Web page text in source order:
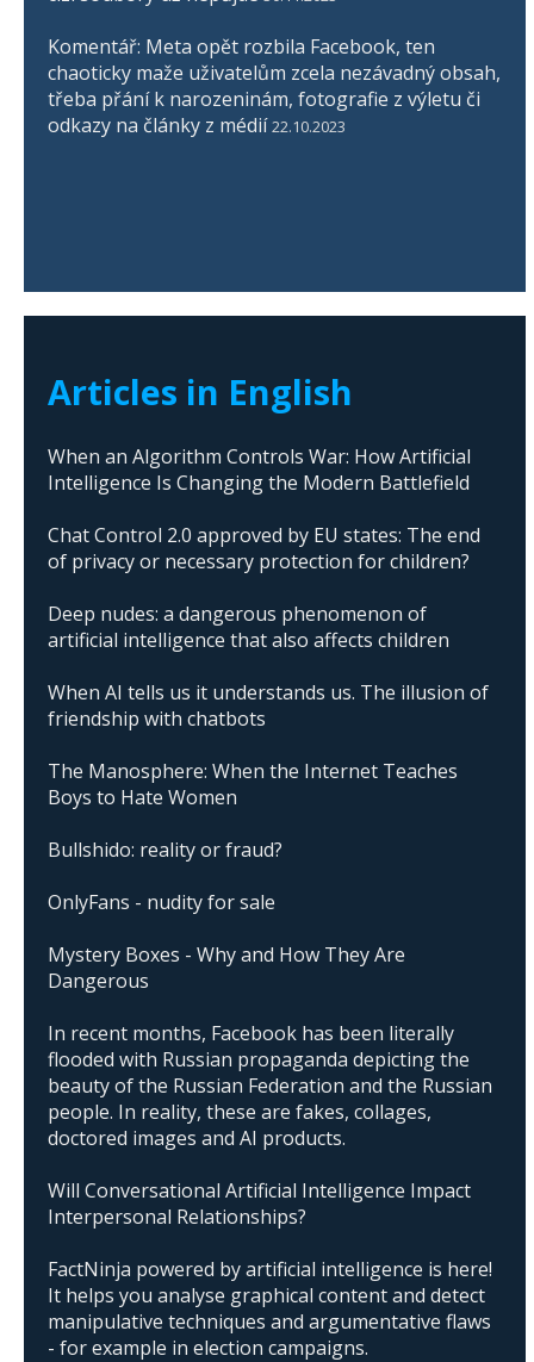
Komentář: Meta opět rozbila Facebook, ten
chaoticky maže uživatelům zcela nezávadný obsah,
třeba přání k narozeninám, fotografie z výletu či
odkazy na články z médií 22.10.2023
Articles in English
When an Algorithm Controls War: How Artificial
Intelligence Is Changing the Modern Battlefield
Chat Control 2.0 approved by EU states: The end
of privacy or necessary protection for children?
Deep nudes: a dangerous phenomenon of
artificial intelligence that also affects children
When AI tells us it understands us. The illusion of
friendship with chatbots
The Manosphere: When the Internet Teaches
Boys to Hate Women
Bullshido: reality or fraud?
OnlyFans - nudity for sale
Mystery Boxes - Why and How They Are
Dangerous
In recent months, Facebook has been literally
flooded with Russian propaganda depicting the
beauty of the Russian Federation and the Russian
people. In reality, these are fakes, collages,
doctored images and AI products.
Will Conversational Artificial Intelligence Impact
Interpersonal Relationships?
FactNinja powered by artificial intelligence is here!
It helps you analyse graphical content and detect
manipulative techniques and argumentative flaws
- for example in election campaigns.